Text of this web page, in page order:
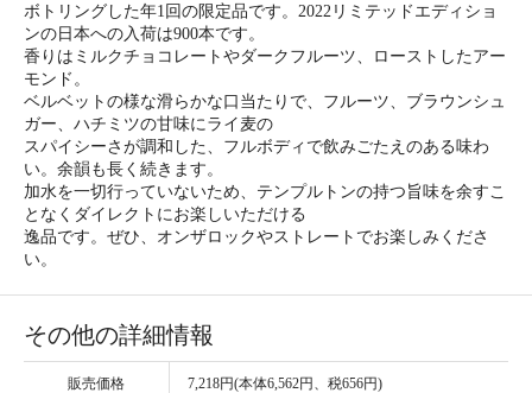
ボトリングした年1回の限定品です。2022リミテッドエディショ
ンの日本への入荷は900本です。
香りはミルクチョコレートやダークフルーツ、ローストしたアー
モンド。
ベルベットの様な滑らかな口当たりで、フルーツ、ブラウンシュ
ガー、ハチミツの甘味にライ麦の
スパイシーさが調和した、フルボディで飲みごたえのある味わ
い。余韻も長く続きます。
加水を一切行っていないため、テンプルトンの持つ旨味を余すこ
となくダイレクトにお楽しいただける
逸品です。ぜひ、オンザロックやストレートでお楽しみくださ
い。
その他の詳細情報
販売価格 7,218円(本体6,562円、税656円)